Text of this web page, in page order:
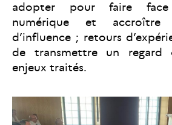
adopter pour faire
numérique et accroître
d’influence ; retours
de transmettre un regard
enjeux traités.